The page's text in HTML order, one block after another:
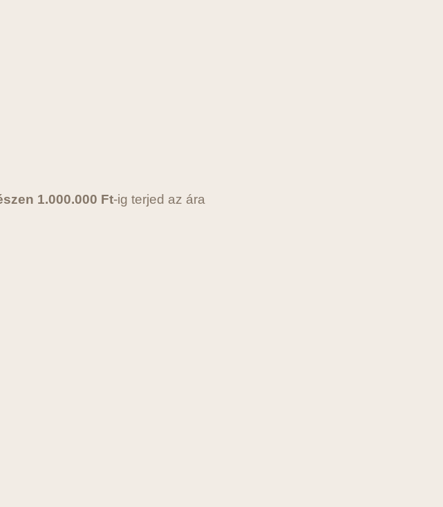
1.000.000 Ft-ig terjed az ára